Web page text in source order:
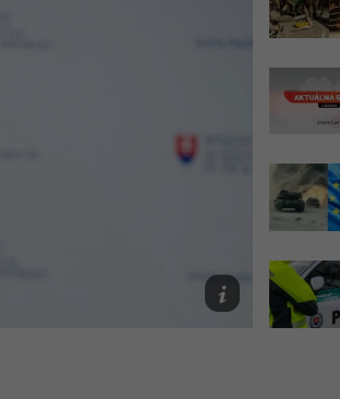
Ilustračné
TASR/Jakub
Kotian